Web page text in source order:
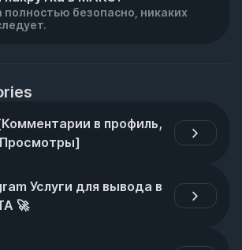
полностью безопасно, никаких
в профиль,
Услуги для вывода в
🚀